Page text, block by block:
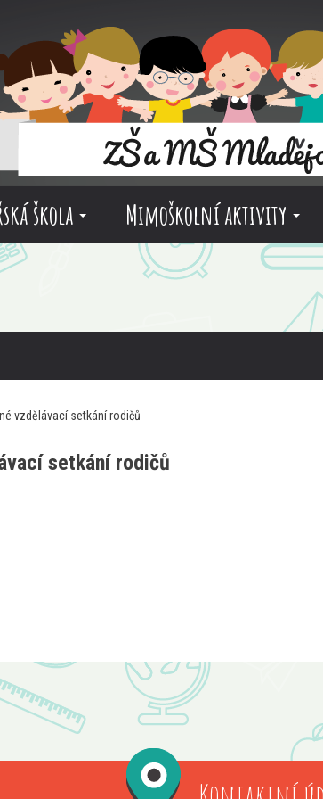
škola Mimoškolní aktivity
vzdělávací setkání rodičů
setkání rodičů